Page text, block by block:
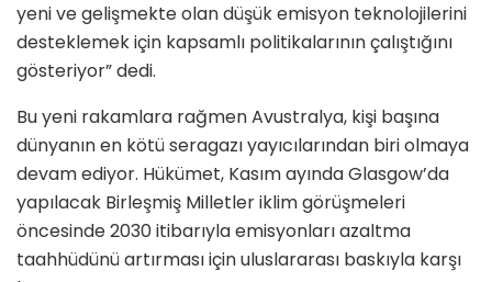
yeni ve gelişmekte olan düşük emisyon teknolojilerini
desteklemek için kapsamlı politikalarının çalıştığını
gösteriyor” dedi.
Bu yeni rakamlara rağmen Avustralya, kişi başına
dünyanın en kötü seragazı yayıcılarından biri olmaya
devam ediyor. Hükümet, Kasım ayında Glasgow’da
yapılacak Birleşmiş Milletler iklim görüşmeleri
öncesinde 2030 itibarıyla emisyonları azaltma
taahhüdünü artırması için uluslararası baskıyla karşı